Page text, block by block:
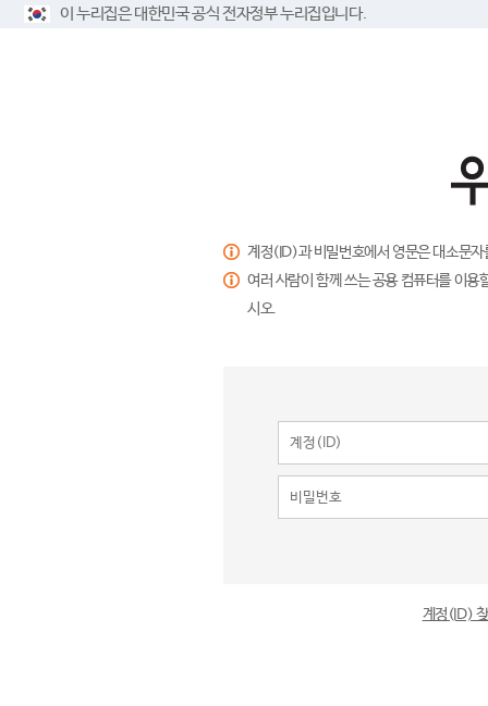
이 누리집은 대한민국 공식 전자정부 누리집입니다.
계정(ID)과 비밀번호에서 영문은 대소문
여러 사람이 함께 쓰는 공용 컴퓨터를 이
시오.
계정(ID)